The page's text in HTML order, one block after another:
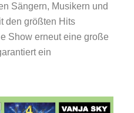
Sängern, Musikern und
den größten Hits
Show erneut eine große
ein